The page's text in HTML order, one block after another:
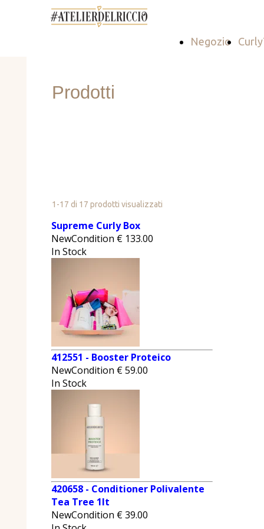
Negozio
Prodotti
1-17 di 17 prodotti visualizzati
Supreme Curly Box
NewCondition € 133.00
In Stock
412551 - Booster Proteico
NewCondition €59.00
In Stock
420658 - Conditioner Polivalente
Tea Tree 1lt
NewCondition €39.00